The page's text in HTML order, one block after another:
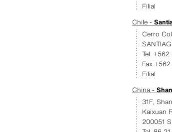
Filial
Chile -
Cerro
Tel.
Fax
Filial
China -
31F,
Kaixuan
200051